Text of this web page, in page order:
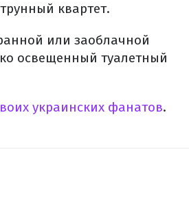
квартет.
или заоблачной
освещенный туалетный
украинских фанатов.